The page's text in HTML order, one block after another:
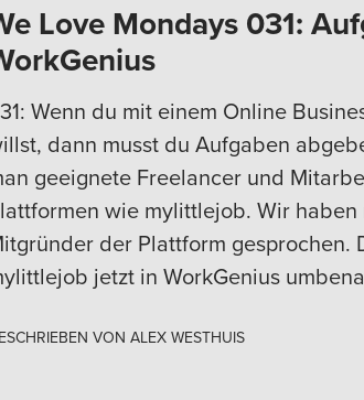
Love Mondays 031:
Wenn du mit einem Online
dann musst du Aufgaben
geeignete Freelancer und
wie mylittlejob. Wir
der Plattform gesprochen.
jetzt in WorkGenius
VON ALEX WESTHUIS